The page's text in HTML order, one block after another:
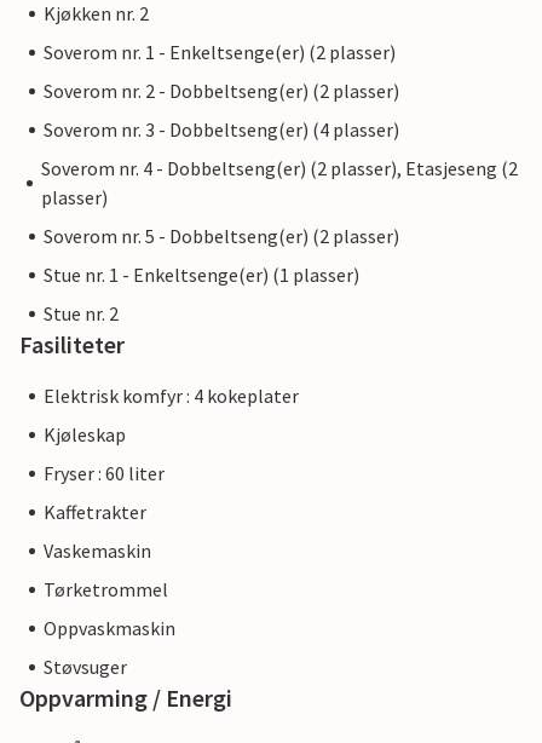
Kjøkken nr. 2
Soverom nr. 1 - Enkeltsenge(er) (2 plasser)
Soverom nr. 2 - Dobbeltseng(er) (2 plasser)
Soverom nr. 3 - Dobbeltseng(er) (4 plasser)
Soverom nr. 4 - Dobbeltseng(er) (2 plasser), Etasjeseng (2
plasser)
Soverom nr. 5 - Dobbeltseng(er) (2 plasser)
Stue nr. 1 - Enkeltsenge(er) (1 plasser)
Stue nr. 2
Fasiliteter
Elektrisk komfyr : 4 kokeplater
Kjøleskap
Fryser : 60 liter
Kaffetrakter
Vaskemaskin
Tørketrommel
Oppvaskmaskin
Støvsuger
Oppvarming / Energi